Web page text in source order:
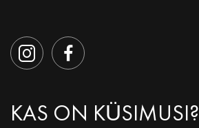
KAS ON KÜSIMUSI?